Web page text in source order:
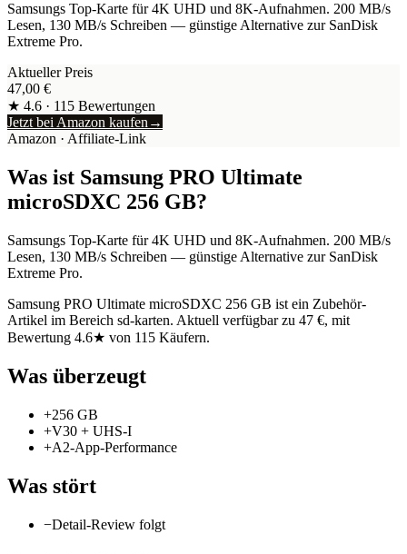
Samsungs Top-Karte für 4K UHD und 8K-Aufnahmen. 200 MB/s
Lesen, 130 MB/s Schreiben — günstige Alternative zur SanDisk
Extreme Pro.
Aktueller Preis
47,00 €
★ 4.6 · 115 Bewertungen
Jetzt bei Amazon kaufen→
Amazon · Affiliate-Link
Was ist Samsung PRO Ultimate
microSDXC 256 GB?
Samsungs Top-Karte für 4K UHD und 8K-Aufnahmen. 200 MB/s
Lesen, 130 MB/s Schreiben — günstige Alternative zur SanDisk
Extreme Pro.
Samsung PRO Ultimate microSDXC 256 GB ist ein Zubehör-
Artikel im Bereich sd-karten. Aktuell verfügbar zu 47 €, mit
Bewertung 4.6★ von 115 Käufern.
Was überzeugt
+256 GB
+V30 + UHS-I
+A2-App-Performance
Was stört
−Detail-Review folgt